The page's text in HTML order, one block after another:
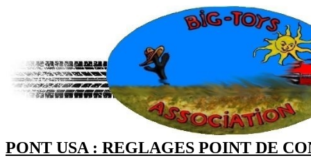
PONT USA : REGLAGES POINT DE